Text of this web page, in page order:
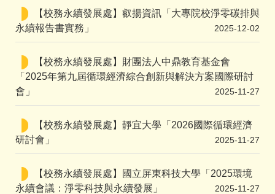
【校務永續發展處】叡揚資訊「大專院校淨零碳排與
永續報告書實務」
2025-12-02
【校務永續發展處】財團法人中鼎教育基金會
「2025年第九屆循環經濟綜合創新與解決方案國際研討
會」
2025-11-27
【校務永續發展處】靜宜大學「2026國際循環經濟
研討會」
2025-11-27
【校務永續發展處】國立屏東科技大學「2025環境
永續會議：淨零科技與永續發展」
2025-11-27